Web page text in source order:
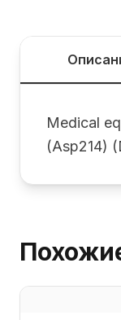
Medical
(Asp214)